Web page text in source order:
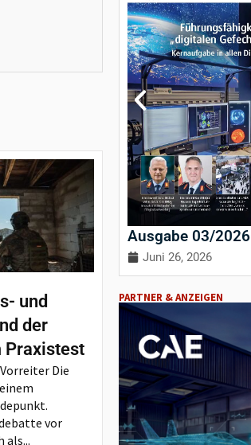
und
der
Praxistest
Die
vor
als...
Ausgabe 03/2026
Juni 26, 2026
PARTNER & ANZEIGEN